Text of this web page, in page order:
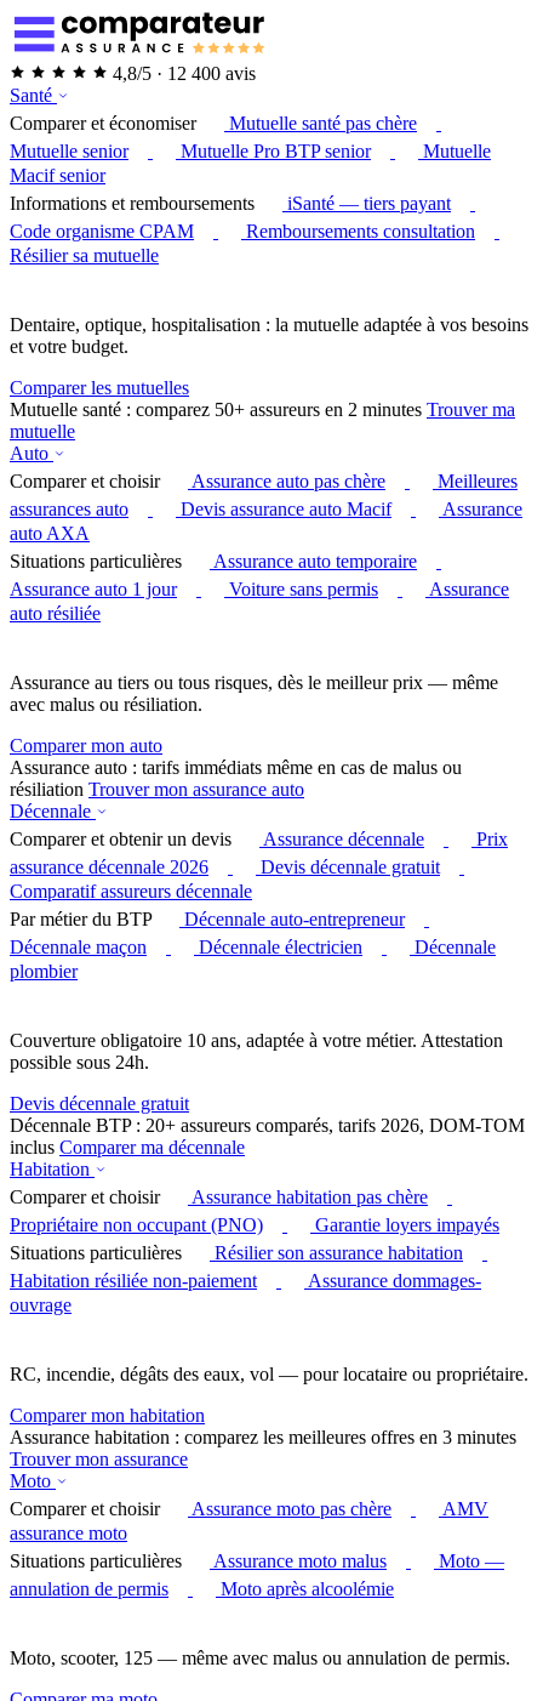
4,8/5 · 12 400 avis
Santé
Comparer et économiser
Mutuelle santé pas chère
Mutuelle senior
Mutuelle Pro BTP senior
Mutuelle
Macif senior
Informations et remboursements
iSanté — tiers payant
Code organisme CPAM
Remboursements consultation
Résilier sa mutuelle
Dentaire, optique, hospitalisation : la mutuelle adaptée à vos besoins
et votre budget.
Comparer les mutuelles
Mutuelle santé : comparez 50+ assureurs en 2 minutes Trouver ma
mutuelle
Auto
Comparer et choisir
Assurance auto pas chère
Meilleures
assurances auto
Devis assurance auto Macif
Assurance
auto AXA
Situations particulières
Assurance auto temporaire
Assurance auto 1 jour
Voiture sans permis
Assurance
auto résiliée
Assurance au tiers ou tous risques, dès le meilleur prix — même
avec malus ou résiliation.
Comparer mon auto
Assurance auto : tarifs immédiats même en cas de malus ou
résiliation Trouver mon assurance auto
Décennale
Comparer et obtenir un devis
Assurance décennale
Prix
assurance décennale 2026
Devis décennale gratuit
Comparatif assureurs décennale
Par métier du BTP
Décennale auto-entrepreneur
Décennale maçon
Décennale électricien
Décennale
plombier
Couverture obligatoire 10 ans, adaptée à votre métier. Attestation
possible sous 24h.
Devis décennale gratuit
Décennale BTP : 20+ assureurs comparés, tarifs 2026, DOM-TOM
inclus Comparer ma décennale
Habitation
Comparer et choisir
Assurance habitation pas chère
Propriétaire non occupant (PNO)
Garantie loyers impayés
Situations particulières
Résilier son assurance habitation
Habitation résiliée non-paiement
Assurance dommages-
ouvrage
RC, incendie, dégâts des eaux, vol — pour locataire ou propriétaire.
Comparer mon habitation
Assurance habitation : comparez les meilleures offres en 3 minutes
Trouver mon assurance
Moto
Comparer et choisir
Assurance moto pas chère
AMV
assurance moto
Situations particulières
Assurance moto malus
Moto —
annulation de permis
Moto après alcoolémie
Moto, scooter, 125 — même avec malus ou annulation de permis.